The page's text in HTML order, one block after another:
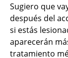
Sugiero que
después del
si estás
aparecerán
tratamiento